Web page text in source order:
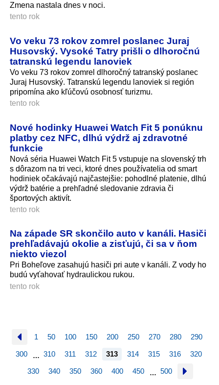
Zmena nastala dnes v noci.
tento rok
Vo veku 73 rokov zomrel poslanec Juraj
Husovský. Vysoké Tatry prišli o dlhoročnú
tatranskú legendu lanoviek
Vo veku 73 rokov zomrel dlhoročný tatranský poslanec
Juraj Husovský. Tatranskú legendu lanoviek si región
pripomína ako kľúčovú osobnosť turizmu.
tento rok
Nové hodinky Huawei Watch Fit 5 ponúknu
platby cez NFC, dlhú výdrž aj zdravotné
funkcie
Nová séria Huawei Watch Fit 5 vstupuje na slovenský trh
s dôrazom na tri veci, ktoré dnes používatelia od smart
hodiniek očakávajú najčastejšie: pohodlné platenie, dlhú
výdrž batérie a prehľadné sledovanie zdravia či
športových aktivít.
tento rok
Na západe SR skončilo auto v kanáli. Hasiči
prehľadávajú okolie a zisťujú, či sa v ňom
niekto viezol
Pri Boheľove zasahujú hasiči pri aute v kanáli. Z vody ho
budú vyťahovať hydraulickou rukou.
tento rok
1 50 100 150 200 250 270 280 290
300 … 310 311 312 313 314 315 316 320
330 340 350 360 400 450 … 500